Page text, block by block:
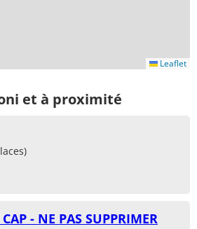
Leaflet
et à proximité
CAP - NE PAS SUPPRIMER